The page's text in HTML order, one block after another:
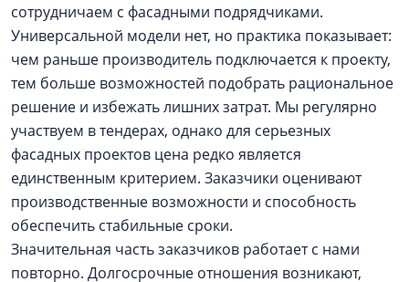
сотрудничаем с фасадными подрядчиками.
Универсальной модели нет, но практика показывает:
чем раньше производитель подключается к проекту,
тем больше возможностей подобрать рациональное
решение и избежать лишних затрат. Мы регулярно
участвуем в тендерах, однако для серьезных
фасадных проектов цена редко является
единственным критерием. Заказчики оценивают
производственные возможности и способность
обеспечить стабильные сроки.
Значительная часть заказчиков работает с нами
повторно. Долгосрочные отношения возникают,